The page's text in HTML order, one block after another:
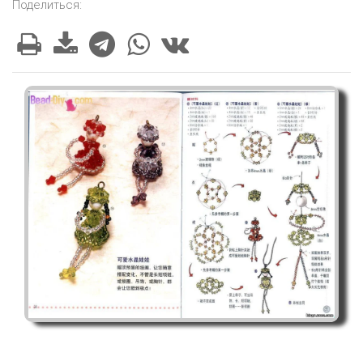
Поделиться: